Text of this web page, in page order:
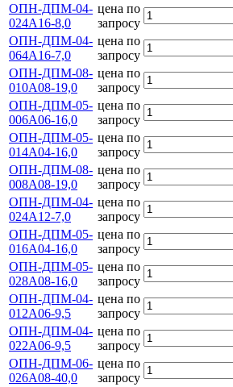
ОПН-ДПМ-04-
024А16-8,0
цена по
запросу
ОПН-ДПМ-04-
064А16-7,0
цена по
запросу
ОПН-ДПМ-08-
010А08-19,0
цена по
запросу
ОПН-ДПМ-05-
006А06-16,0
цена по
запросу
ОПН-ДПМ-05-
014А04-16,0
цена по
запросу
ОПН-ДПМ-08-
008А08-19,0
цена по
запросу
ОПН-ДПМ-04-
024А12-7,0
цена по
запросу
ОПН-ДПМ-05-
016А04-16,0
цена по
запросу
ОПН-ДПМ-05-
028А08-16,0
цена по
запросу
ОПН-ДПМ-04-
012А06-9,5
цена по
запросу
ОПН-ДПМ-04-
022А06-9,5
цена по
запросу
ОПН-ДПМ-06-
026А08-40,0
цена по
запросу